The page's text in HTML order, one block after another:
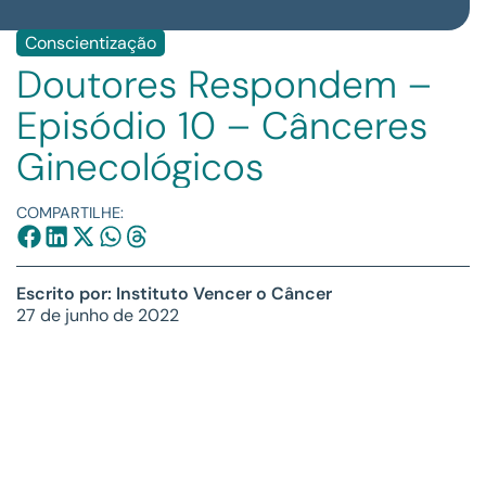
Conscientização
Doutores Respondem –
Episódio 10 – Cânceres
Ginecológicos
COMPARTILHE:
Escrito por: Instituto Vencer o Câncer
27 de junho de 2022